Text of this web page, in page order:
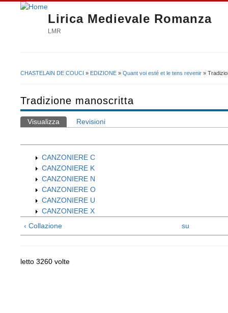
Lirica Medievale Romanza
LMR
CHASTELAIN DE COUCI » EDIZIONE » Quant voi esté et le tens revenir »
Tradizione manoscritta
Schede primarie
Visualizza (scheda attiva)
Revisioni
CANZONIERE C
CANZONIERE K
CANZONIERE N
CANZONIERE O
CANZONIERE U
CANZONIERE X
‹ Collazione
su
letto 3260 volte